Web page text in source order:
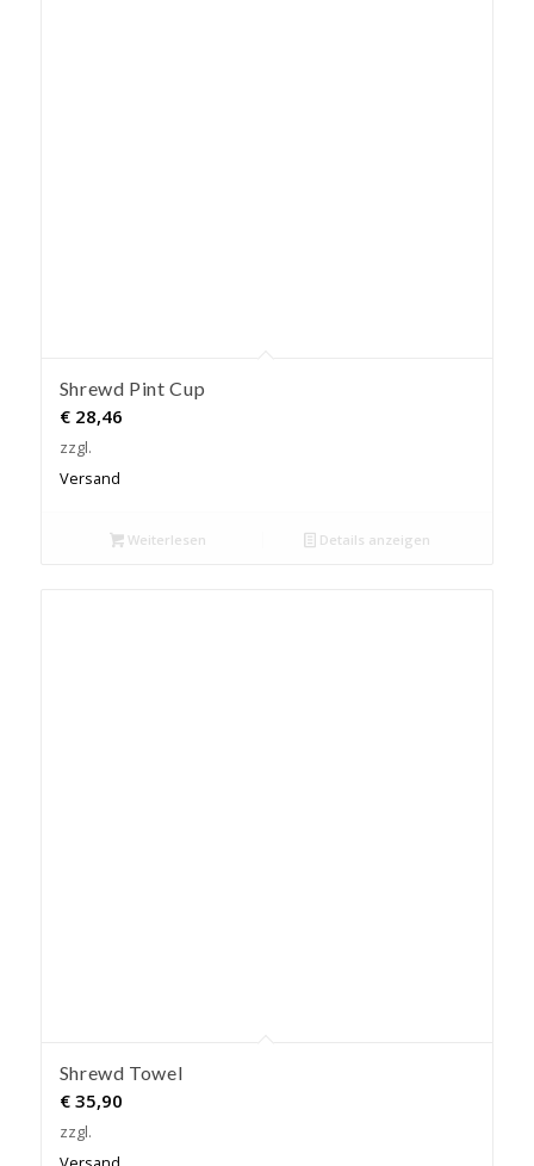
Shrewd Pint Cup
€28,46
zzgl.
Versand
Weiterlesen Details anzeigen
Shrewd Towel
€35,90
zzgl.